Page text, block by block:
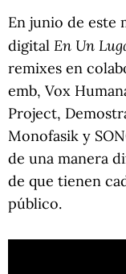
En junio de este
digital En Un
remixes en
emb, Vox
Project,
Monofasik y
de una manera
de que tienen
público.